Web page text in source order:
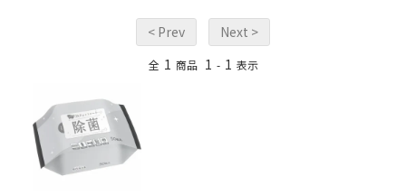
< Prev Next >
全 1 商品 1 - 1 表示